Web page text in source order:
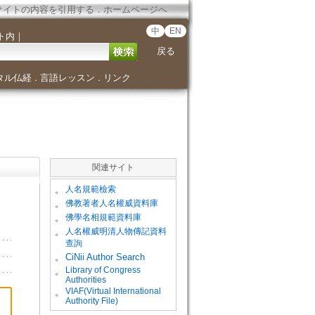
イトの内容を引用する．ホームページへ
内 ｜ 中 EN
戻る
ル仏経． 言語レッスン ． リンク
関連サイト
。 人名規範檢索
。 佛教著者人名權威資料庫
。 佛學名相規範資料庫
。
人名權威明清人物傳記資料
查詢
。
CiNii Author Search
。
Library of Congress
Authorities
。
VIAF(Virtual International
Authority File)